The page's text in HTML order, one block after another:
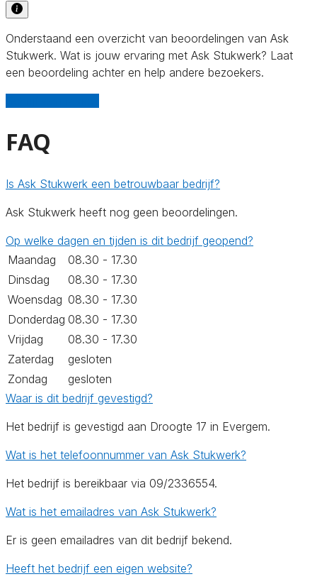
Onderstaand een overzicht van beoordelingen van Ask
Stukwerk. Wat is jouw ervaring met Ask Stukwerk? Laat
een beoordeling achter en help andere bezoekers.
FAQ
Is Ask Stukwerk een betrouwbaar bedrijf?
Ask Stukwerk heeft nog geen beoordelingen.
Op welke dagen en tijden is dit bedrijf geopend?
Maandag
08.30 - 17.30
Dinsdag
08.30 - 17.30
Woensdag 08.30 - 17.30
Donderdag 08.30 - 17.30
Vrijdag
08.30 - 17.30
Zaterdag
gesloten
Zondag
gesloten
Waar is dit bedrijf gevestigd?
Het bedrijf is gevestigd aan Droogte 17 in Evergem.
Wat is het telefoonnummer van Ask Stukwerk?
Het bedrijf is bereikbaar via 09/2336554.
Wat is het emailadres van Ask Stukwerk?
Er is geen emailadres van dit bedrijf bekend.
Heeft het bedrijf een eigen website?